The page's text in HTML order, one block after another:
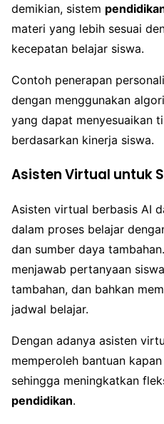
demikian, sistem
materi yang lebih sesuai
kecepatan belajar siswa.
Contoh penerapan
dengan menggunakan
yang dapat menyesuaikan
berdasarkan kinerja siswa.
Asisten Virtual untuk
Asisten virtual berbasis AI
dalam proses belajar
dan sumber daya
menjawab pertanyaan
tambahan, dan bahkan
jadwal belajar.
Dengan adanya asisten
memperoleh bantuan
sehingga meningkatkan
pendidikan.